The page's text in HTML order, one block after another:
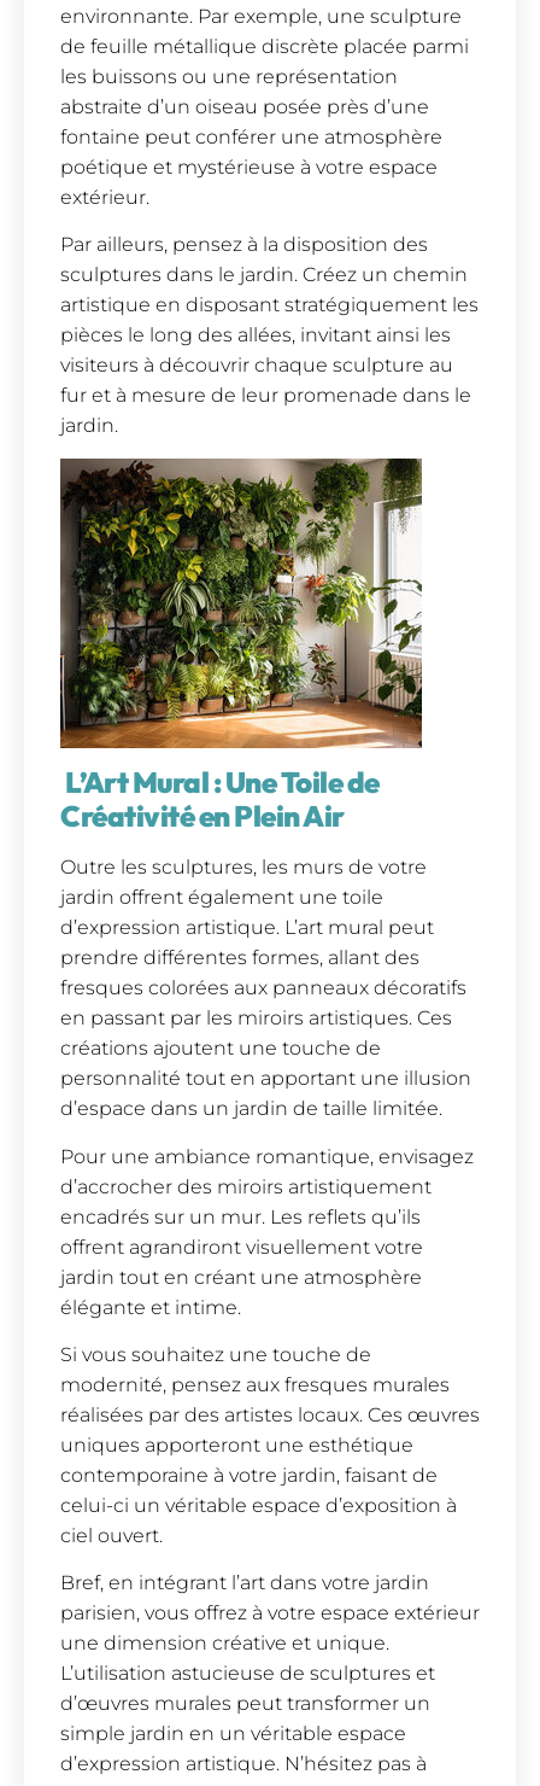
environnante. Par exemple, une sculpture
de feuille métallique discrète placée parmi
les buissons ou une représentation
abstraite d’un oiseau posée près d’une
fontaine peut conférer une atmosphère
poétique et mystérieuse à votre espace
extérieur.
Par ailleurs, pensez à la disposition des
sculptures dans le jardin. Créez un chemin
artistique en disposant stratégiquement les
pièces le long des allées, invitant ainsi les
visiteurs à découvrir chaque sculpture au
fur et à mesure de leur promenade dans le
jardin.
L’Art Mural : Une Toile de
Créativité en Plein Air
Outre les sculptures, les murs de votre
jardin offrent également une toile
d’expression artistique. L’art mural peut
prendre différentes formes, allant des
fresques colorées aux panneaux décoratifs
en passant par les miroirs artistiques. Ces
créations ajoutent une touche de
personnalité tout en apportant une illusion
d’espace dans un jardin de taille limitée.
Pour une ambiance romantique, envisagez
d’accrocher des miroirs artistiquement
encadrés sur un mur. Les reflets qu’ils
offrent agrandiront visuellement votre
jardin tout en créant une atmosphère
élégante et intime.
Si vous souhaitez une touche de
modernité, pensez aux fresques murales
réalisées par des artistes locaux. Ces œuvres
uniques apporteront une esthétique
contemporaine à votre jardin, faisant de
celui-ci un véritable espace d’exposition à
ciel ouvert.
Bref, en intégrant l’art dans votre jardin
parisien, vous offrez à votre espace extérieur
une dimension créative et unique.
L’utilisation astucieuse de sculptures et
d’œuvres murales peut transformer un
simple jardin en un véritable espace
d’expression artistique. N’hésitez pas à